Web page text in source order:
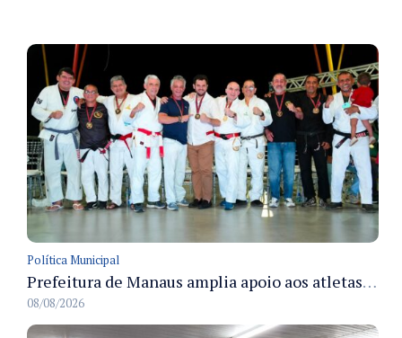
Política Municipal
Prefeitura de Manaus amplia apoio aos atletas de 100 para 150 beneficiados a partir do próximo ano
08/08/2026